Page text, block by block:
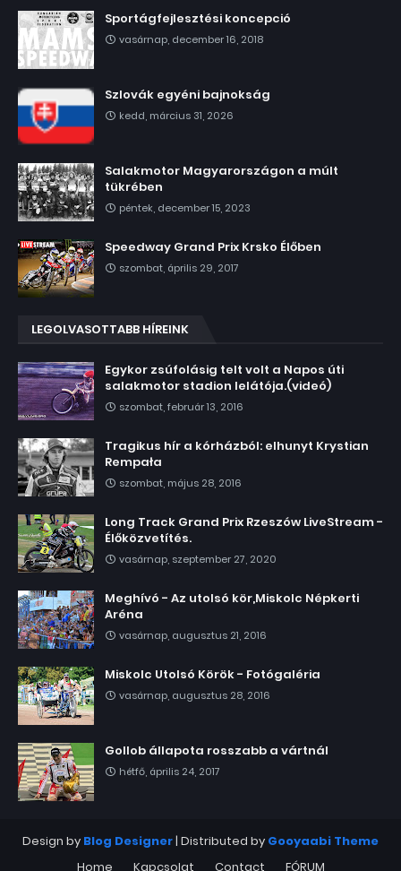
Sportágfejlesztési koncepció
vasárnap, december 16, 2018
Szlovák egyéni bajnokság
kedd, március 31, 2026
Salakmotor Magyarországon a múlt
tükrében
péntek, december 15, 2023
Speedway Grand Prix Krsko Élőben
szombat, április 29, 2017
LEGOLVASOTTABB HÍREINK
Egykor zsúfolásig telt volt a Napos úti
salakmotor stadion lelátója.(videó)
szombat, február 13, 2016
Tragikus hír a kórházból: elhunyt Krystian
Rempała
szombat, május 28, 2016
Long Track Grand Prix Rzeszów LiveStream -
Élőközvetítés.
vasárnap, szeptember 27, 2020
Meghívó - Az utolsó kör,Miskolc Népkerti
Aréna
vasárnap, augusztus 21, 2016
Miskolc Utolsó Körök - Fotógaléria
vasárnap, augusztus 28, 2016
Gollob állapota rosszabb a vártnál
hétfő, április 24, 2017
Design by Blog Designer| Distributed by Gooyaabi Theme
Home
Kapcsolat Contact FÓRUM